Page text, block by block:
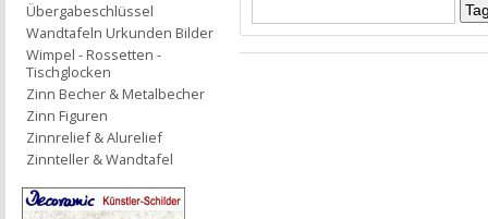
Übergabeschlüssel
Wandtafeln Urkunden Bilder
Wimpel - Rossetten -
Tischglocken
Zinn Becher & Metalbecher
Zinn Figuren
Zinnrelief & Alurelief
Zinnteller & Wandtafel